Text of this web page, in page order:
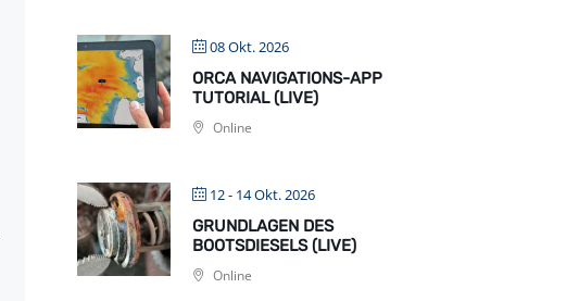
08 Okt. 2026
ORCA NAVIGATIONS-APP
TUTORIAL (LIVE)
Online
12 - 14 Okt. 2026
GRUNDLAGEN DES
BOOTSDIESELS (LIVE)
Online